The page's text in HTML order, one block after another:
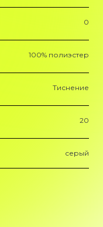
0
100% полиэстер
Тиснение
20
серый